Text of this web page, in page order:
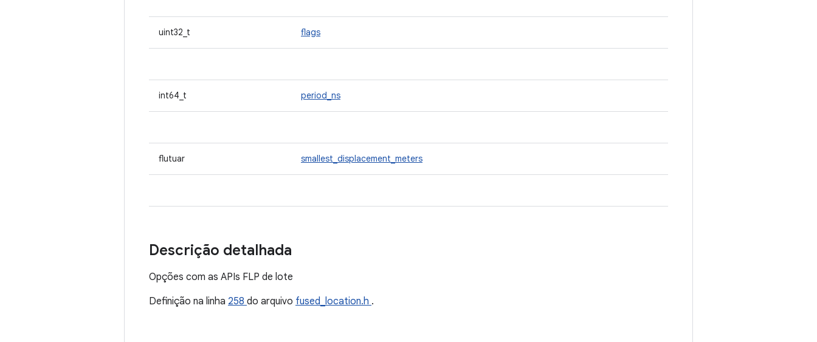
uint32_t flags
int64_t period_ns
flutuar smallest_displacement_meters
Descrição detalhada
Opções com as APIs FLP de lote
Definição na linha 258 do arquivo fused_location.h .